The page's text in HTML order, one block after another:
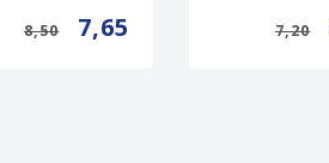
8,50 7,65 7,20